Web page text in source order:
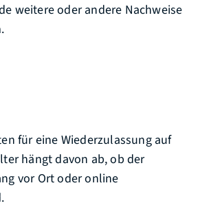
weitere oder andere Nachweise
für eine Wiederzulassung auf
hängt davon ab, ob der
vor Ort oder online